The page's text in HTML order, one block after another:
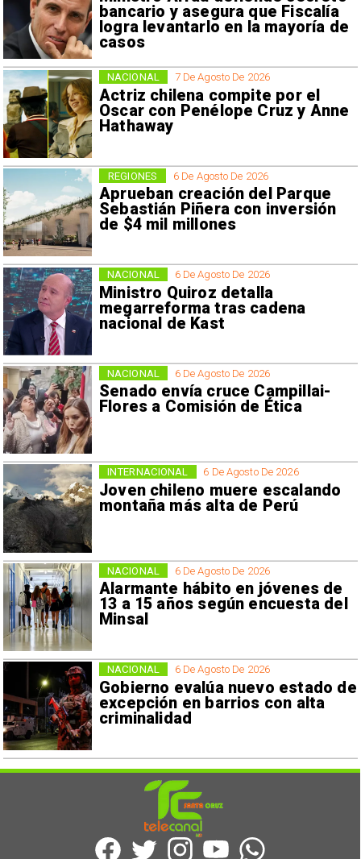
bancario y asegura que Fiscalía
logra levantarlo en la mayoría de
casos
7 De Agosto De 2026
Actriz chilena compite por el
Oscar con Penélope Cruz y Anne
Hathaway
NACIONAL
6 De Agosto De 2026
Aprueban creación del Parque
Sebastián Piñera con inversión
de $4 mil millones
REGIONES
6 De Agosto De 2026
Ministro Quiroz detalla
megarreforma tras cadena
nacional de Kast
NACIONAL
6 De Agosto De 2026
Senado envía cruce Campillai-
Flores a Comisión de Ética
NACIONAL
6 De Agosto De 2026
Joven chileno muere escalando
montaña más alta de Perú
INTERNACIONAL
6 De Agosto De 2026
Alarmante hábito en jóvenes de
13 a 15 años según encuesta del
Minsal
NACIONAL
6 De Agosto De 2026
Gobierno evalúa nuevo estado de
excepción en barrios con alta
criminalidad
NACIONAL